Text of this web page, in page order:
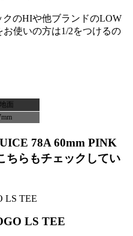
のHIや他ブランドのLOW
使いの方は1/2をつけるの
面
78A 60mm PINK
ちらもチェックしてい
LS TEE